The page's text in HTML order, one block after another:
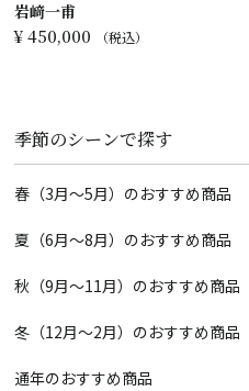
¥ 450,000 税込
岩﨑一甫
季節のシーンで探す
春（3月～5月）のおすすめ商品
夏（6月～8月）のおすすめ商品
秋（9月～11月）のおすすめ商品
冬（12月～2月）のおすすめ商品
通年のおすすめ商品